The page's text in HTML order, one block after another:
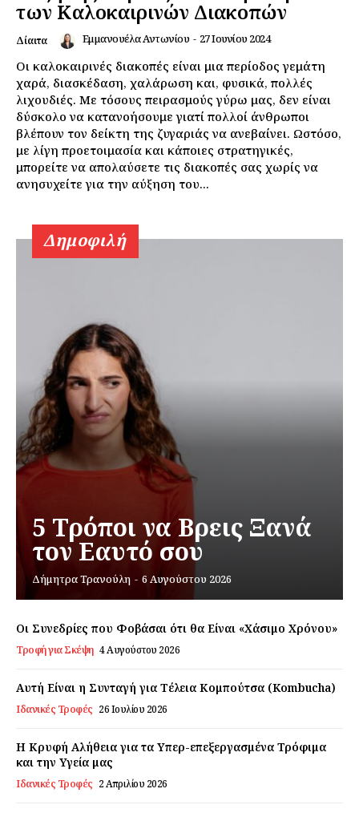
Εγγραφείτε τώρα!
Daily Food
Σχετικά με εμάς
Επικοινωνία
των Καλοκαιρινών Διακοπών
Δίαιτα Εμμανουέλα Αντωνίου - 27 Ιουνίου 2024
Οι καλοκαιρινές διακοπές είναι μια περίοδος γεμάτη
χαρά, διασκέδαση, χαλάρωση και, φυσικά, πολλές
λιχουδιές. Με τόσους πειρασμούς γύρω μας, δεν είναι
δύσκολο να κατανοήσουμε γιατί πολλοί άνθρωποι
βλέπουν τον δείκτη της ζυγαριάς να ανεβαίνει. Ωστόσο,
με λίγη προετοιμασία και κάποιες στρατηγικές,
μπορείτε να απολαύσετε τις διακοπές σας χωρίς να
ανησυχείτε για την αύξηση του...
Δημοφιλή
5 Τρόποι να Βρεις Ξανά
τον Εαυτό σου
Δήμητρα Τρανούλη - 6 Αυγούστου 2026
Οι Συνεδρίες που Φοβάσαι ότι θα Είναι «Χάσιμο Χρόνου»
Τροφή για Σκέψη 4 Αυγούστου 2026
Αυτή Είναι η Συνταγή για Τέλεια Κομπούτσα (Kombucha)
Ιδανικές Τροφές 26 Ιουλίου 2026
Η Κρυφή Αλήθεια για τα Υπερ-επεξεργασμένα Τρόφιμα
και την Υγεία μας
Ιδανικές Τροφές 2 Απριλίου 2026